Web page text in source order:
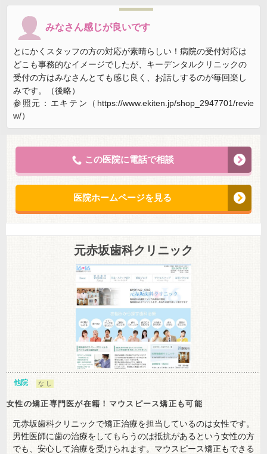
みなさん感じが良いです
とにかくスタッフの方の対応が素晴らしい！病院の受付対応は
どこも事務的なイメージでしたが、キーデンタルクリニックの
受付の方はみなさんとても感じ良く、お話しするのが毎回楽し
みです。（後略）
参照元：エキテン（https://www.ekiten.jp/shop_2947701/revie
w/）
この医院に電話で相談
医院ホームページを見る
元赤坂歯科クリニック
他院 な し
女性の矯正専門医が在籍！マウスピース矯正も可能
元赤坂歯科クリニックで矯正治療を担当しているのは女性です。
男性医師に歯の治療をしてもらうのは抵抗があるという女性の方
でも、安心して治療を受けられます。マウスピース矯正もできる